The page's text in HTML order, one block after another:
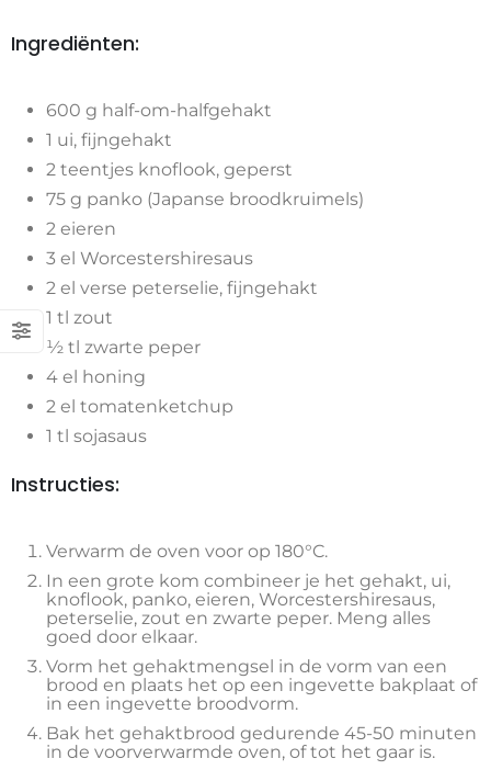
Ingrediënten:
600 g half-om-halfgehakt
1 ui, fijngehakt
2 teentjes knoflook, geperst
75 g panko (Japanse broodkruimels)
2 eieren
3 el Worcestershiresaus
2 el verse peterselie, fijngehakt
1 tl zout
½ tl zwarte peper
4 el honing
2 el tomatenketchup
1 tl sojasaus
Instructies:
Verwarm de oven voor op 180°C.
In een grote kom combineer je het gehakt, ui,
knoflook, panko, eieren, Worcestershiresaus,
peterselie, zout en zwarte peper. Meng alles
goed door elkaar.
Vorm het gehaktmengsel in de vorm van een
brood en plaats het op een ingevette bakplaat of
in een ingevette broodvorm.
Bak het gehaktbrood gedurende 45-50 minuten
in de voorverwarmde oven, of tot het gaar is.